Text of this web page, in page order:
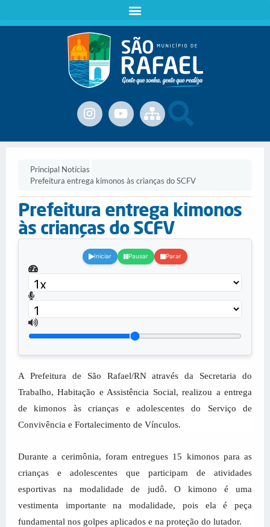
Principal Notícias
Prefeitura entrega kimonos às crianças do SCFV
Prefeitura entrega kimonos
às crianças do SCFV.
Iniciar Pausar Parar
A Prefeitura de São Rafael/RN através da Secretaria do
Trabalho, Habitação e Assistência Social, realizou a entrega
de kimonos às crianças e adolescentes do Serviço de
Convivência e Fortalecimento de Vínculos.
Durante a cerimônia, foram entregues 15 kimonos para as
crianças e adolescentes que participam de atividades
esportivas na modalidade de judô. O kimono é uma
vestimenta importante na modalidade, pois ela é peça
fundamental nos golpes aplicados e na proteção do lutador.